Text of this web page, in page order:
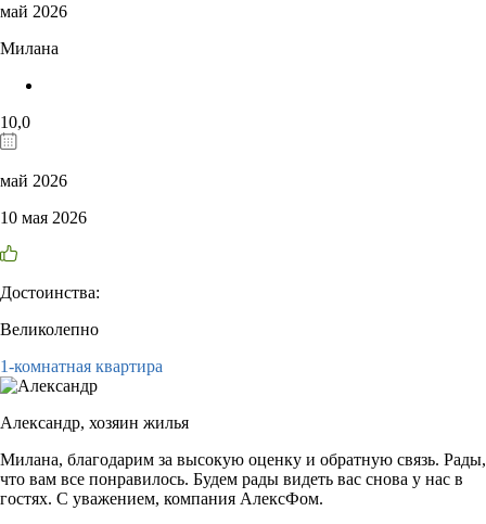
май 2026
Милана
10,0
май 2026
10 мая 2026
Достоинства:
Великолепно
1-комнатная квартира
Александр, хозяин жилья
Милана, благодарим за высокую оценку и обратную связь. Рады,
что вам все понравилось. Будем рады видеть вас снова у нас в
гостях. С уважением, компания АлексФом.